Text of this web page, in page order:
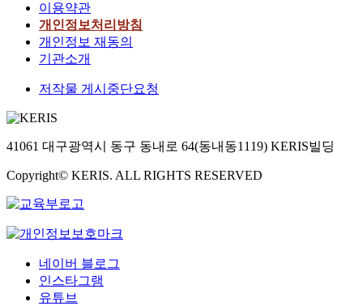
이용약관
개인정보처리방침
개인정보 재동의
기관소개
저작물 게시중단요청
41061 대구광역시 동구 동내로 64(동내동1119) KERIS빌딩
Copyright© KERIS. ALL RIGHTS RESERVED
네이버 블로그
인스타그램
유튜브